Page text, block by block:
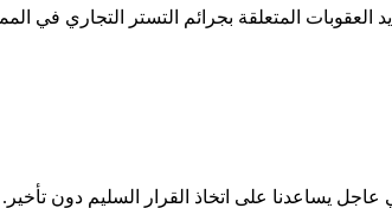
المتعلقة بجرائم التستر التجاري في
عاجل يساعدنا على اتخاذ القرار السليم دون تأخير.